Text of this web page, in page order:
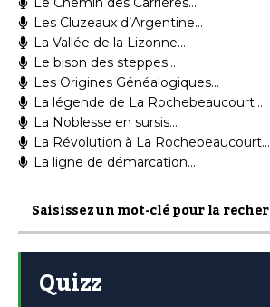
Les Cluzeaux d’Argentine…
La Vallée de la Lizonne…
Le bison des steppes…
Les Origines Généalogiques…
La légende de La Rochebeaucourt…
La Noblesse en sursis…
La Révolution à La Rochebeaucourt…
La ligne de démarcation…
Quizz